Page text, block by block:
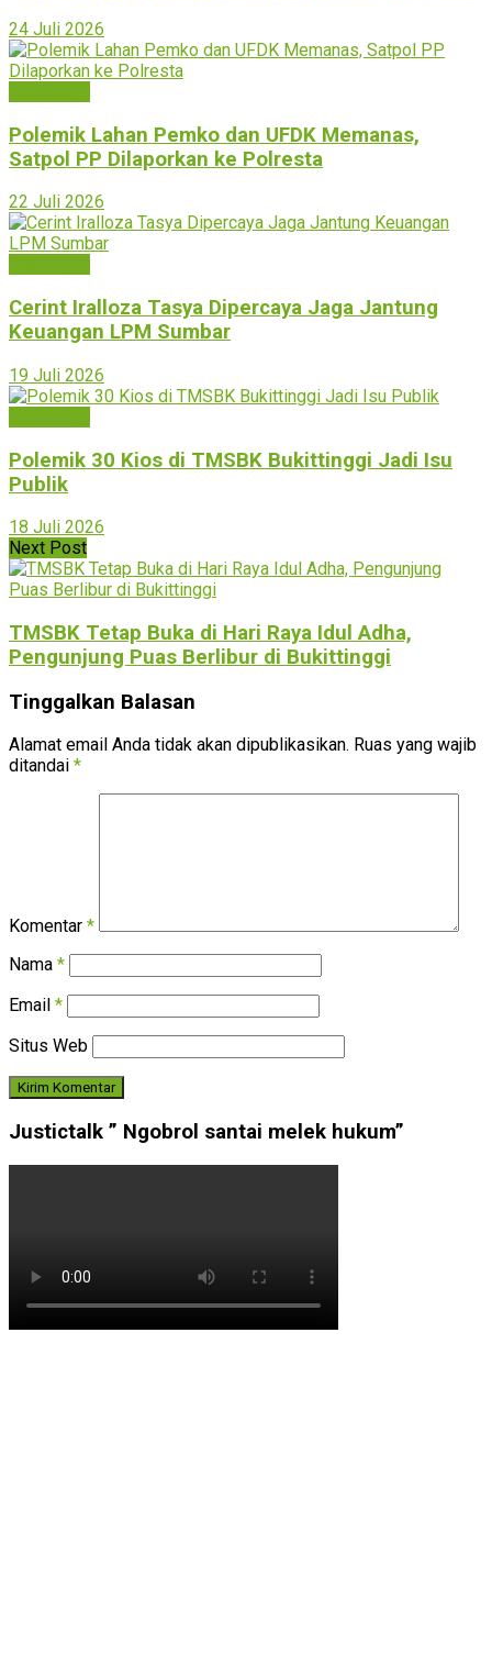
24 Juli 2026
Polemik Lahan Pemko dan UFDK Memanas,
Satpol PP Dilaporkan ke Polresta
22 Juli 2026
Cerint Iralloza Tasya Dipercaya Jaga Jantung
Keuangan LPM Sumbar
19 Juli 2026
Polemik 30 Kios di TMSBK Bukittinggi Jadi Isu
Publik
18 Juli 2026
Next Post
TMSBK Tetap Buka di Hari Raya Idul Adha,
Pengunjung Puas Berlibur di Bukittinggi
Tinggalkan Balasan
Alamat email Anda tidak akan dipublikasikan. Ruas yang wajib
ditandai *
Komentar *
Nama *
Email *
Situs Web
Justictalk ” Ngobrol santai melek hukum”